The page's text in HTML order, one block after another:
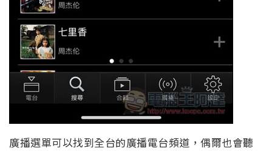
廣播選單可以找到全台的廣播電台頻道，偶爾也會聽